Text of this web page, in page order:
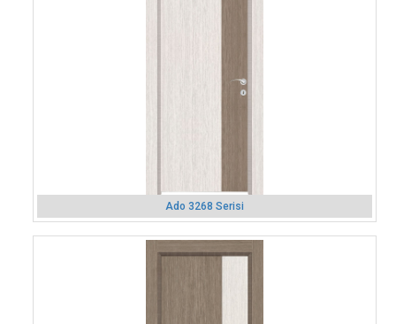
Ado 3268 Serisi